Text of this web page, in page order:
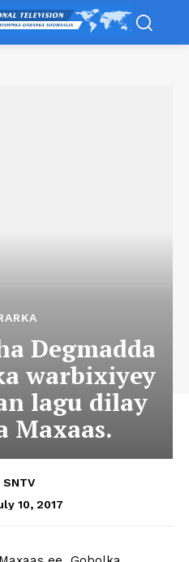
Degmadda
warbixiyey
lagu dilay
Maxaas.
SNTV
10, 2017